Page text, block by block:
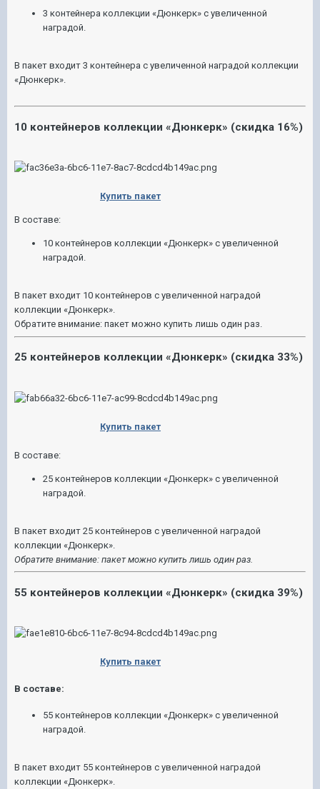
3 контейнера коллекции «Дюнкерк» с увеличенной
наградой.
В пакет входит 3 контейнера с увеличенной наградой коллекции
«Дюнкерк».
10 контейнеров коллекции «Дюнкерк» (скидка 16%)
Купить пакет
В составе:
10 контейнеров коллекции «Дюнкерк» с увеличенной
наградой.
В пакет входит 10 контейнеров с увеличенной наградой
коллекции «Дюнкерк».
Обратите внимание: пакет можно купить лишь один раз.
25 контейнеров коллекции «Дюнкерк» (скидка 33%)
Купить пакет
В составе:
25 контейнеров коллекции «Дюнкерк» с увеличенной
наградой.
В пакет входит 25 контейнеров с увеличенной наградой
коллекции «Дюнкерк».
Обратите внимание: пакет можно купить лишь один раз.
55 контейнеров коллекции «Дюнкерк» (скидка 39%)
Купить пакет
В составе:
55 контейнеров коллекции «Дюнкерк» с увеличенной
наградой.
В пакет входит 55 контейнеров с увеличенной наградой
коллекции «Дюнкерк».